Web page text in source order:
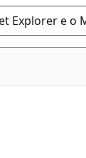
Explorer e o